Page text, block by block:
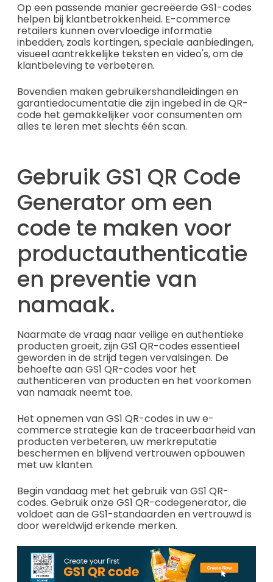
Op een passende manier gecreëerde GS1-codes
helpen bij klantbetrokkenheid. E-commerce
retailers kunnen overvloedige informatie
inbedden, zoals kortingen, speciale aanbiedingen,
visueel aantrekkelijke teksten en video's, om de
klantbeleving te verbeteren.
Bovendien maken gebruikershandleidingen en
garantiedocumentatie die zijn ingebed in de QR-
code het gemakkelijker voor consumenten om
alles te leren met slechts één scan.
Gebruik GS1 QR Code
Generator om een
code te maken voor
productauthenticatie
en preventie van
namaak.
Naarmate de vraag naar veilige en authentieke
producten groeit, zijn GS1 QR-codes essentieel
geworden in de strijd tegen vervalsingen. De
behoefte aan GS1 QR-codes voor het
authenticeren van producten en het voorkomen
van namaak neemt toe.
Het opnemen van GS1 QR-codes in uw e-
commerce strategie kan de traceerbaarheid van
producten verbeteren, uw merkreputatie
beschermen en blijvend vertrouwen opbouwen
met uw klanten.
Begin vandaag met het gebruik van GS1 QR-
codes. Gebruik onze GS1 QR-codegenerator, die
voldoet aan de GS1-standaarden en vertrouwd is
door wereldwijd erkende merken.